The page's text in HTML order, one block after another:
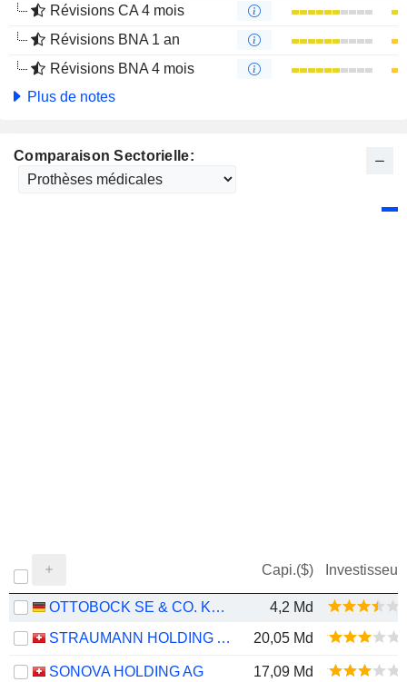
Révisions CA 4 mois
Révisions BNA 1 an
Révisions BNA 4 mois
Plus de notes
Comparaison Sectorielle:
Capi.($) Investisseur
OTTOBOCK SE & CO. KGAA
4,2 Md
STRAUMANN HOLDING AG
20,05 Md
SONOVA HOLDING AG 17,09 Md